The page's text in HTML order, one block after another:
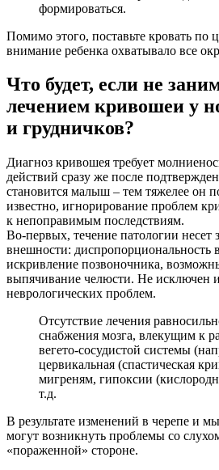
формироваться.
Помимо этого, поставьте кровать по
внимание ребенка охватывало все
Что будет, если не
лечением кривошеи у
и грудничков?
Диагноз кривошея требует
действий сразу же после
становится малыш – тем тяжелее он
известно, игнорирование проблем
к непоправимым последствиям.
Во-первых, течение патологии несет
внешности: диспропорциональность
искривление позвоночника,
выпячивание челюсти. Не исключен
неврологических проблем.
Отсутствие лечения
снабжения мозга, влекущим к
вегето-сосудистой системы
цервикальная (спастическая
мигреням, гипоксии
т.д.
В результате изменений в черепе и
могут возникнуть проблемы со
«пораженной» стороне.